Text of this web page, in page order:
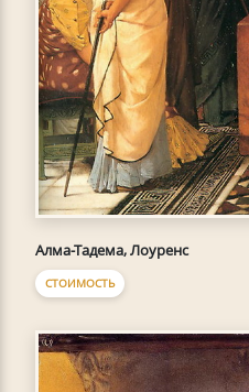
Алма-Тадема, Лоуренс
СТОИМОСТЬ